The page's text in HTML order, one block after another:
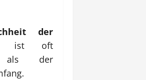
der
ist oft
als der